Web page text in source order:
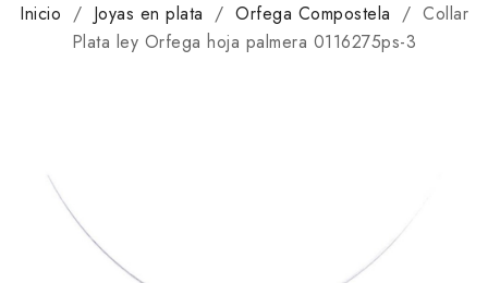
Inicio Joyas en plata Orfega Compostela
Collar
Plata ley Orfega hoja palmera 0116275ps-3